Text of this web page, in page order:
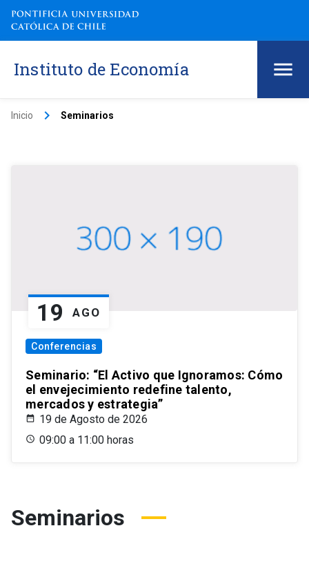
Instituto de Economía
Inicio keyboard_arrow_right Seminarios
19 AGO
Conferencias
Seminario: “El Activo que Ignoramos: Cómo
el envejecimiento redefine talento,
mercados y estrategia”
19 de Agosto de 2026
09:00 a 11:00 horas
Seminarios